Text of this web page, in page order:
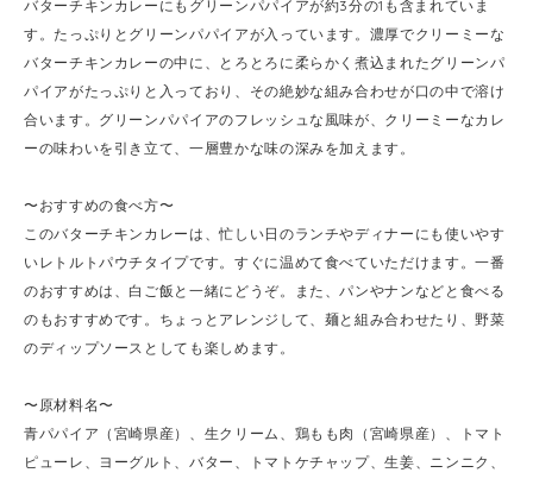
バターチキンカレーにもグリーンパパイアが約3分の1も含まれていま
す。たっぷりとグリーンパパイアが入っています。濃厚でクリーミーな
バターチキンカレーの中に、とろとろに柔らかく煮込まれたグリーンパ
パイアがたっぷりと入っており、その絶妙な組み合わせが口の中で溶け
合います。グリーンパパイアのフレッシュな風味が、クリーミーなカレ
ーの味わいを引き立て、一層豊かな味の深みを加えます。
〜おすすめの食べ方〜
このバターチキンカレーは、忙しい日のランチやディナーにも使いやす
いレトルトパウチタイプです。すぐに温めて食べていただけます。一番
のおすすめは、白ご飯と一緒にどうぞ。また、パンやナンなどと食べる
のもおすすめです。ちょっとアレンジして、麺と組み合わせたり、野菜
のディップソースとしても楽しめます。
〜原材料名〜
青パパイア（宮崎県産）、生クリーム、鶏もも肉（宮崎県産）、トマト
ピューレ、ヨーグルト、バター、トマトケチャップ、生姜、ニンニク、